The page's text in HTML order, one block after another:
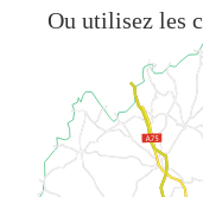
Ou utilisez les